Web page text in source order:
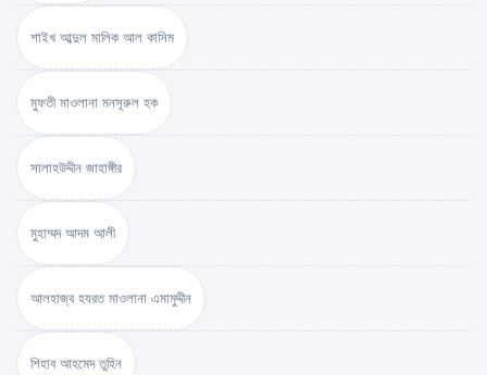
শাইখ আব্দুল মালিক আল কাসিম
মুফতী মাওলানা মনসূরুল হক
সালাহউদ্দীন জাহাঙ্গীর
মুহাম্মদ আদম আলী
আলহাজ্ব হযরত মাওলানা এমামুদ্দীন
শিহাব আহমেদ তুহিন